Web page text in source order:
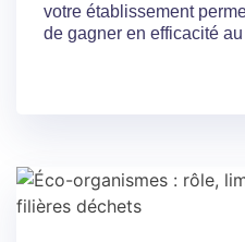
votre établissement
de gagner en efficacité